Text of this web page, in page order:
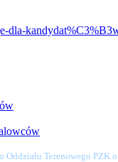
dla-
Terenowego PZK